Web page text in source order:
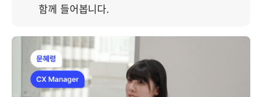
함께 들어봅니다.